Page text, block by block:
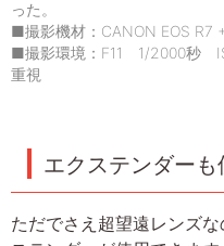
った。
■撮影機材：CANON EOS R7
■撮影環境：F11 1/2000秒
重視
エクステンダーも
ただでさえ超望遠レンズ